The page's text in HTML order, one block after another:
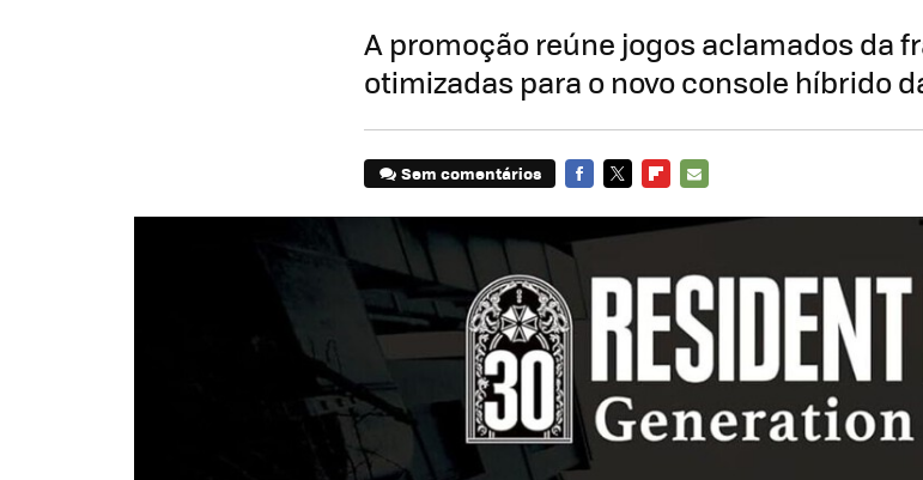
A promoção reúne jogos aclamados da
otimizadas para o novo console híbrido
Sem comentários
MAIL